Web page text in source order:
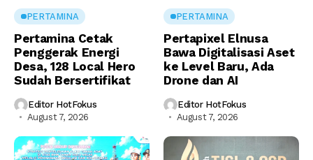
PERTAMINA
Pertamina Cetak
Penggerak Energi
Desa, 128 Local Hero
Sudah Bersertifikat
Editor HotFokus
August 7, 2026
PERTAMINA
Pertapixel Elnusa
Bawa Digitalisasi Aset
ke Level Baru, Ada
Drone dan AI
Editor HotFokus
August 7, 2026